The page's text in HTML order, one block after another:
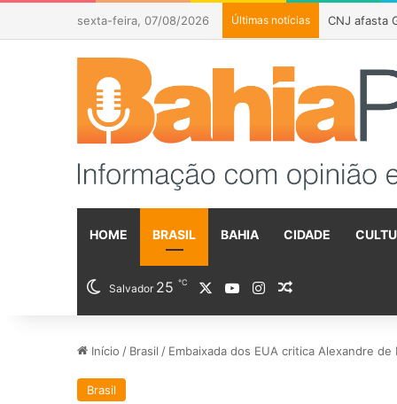
sexta-feira, 07/08/2026 Últimas notícias CNJ afasta
HOME BRASIL BAHIA CIDADE
Salvador 25 ℃ YouTubeInstagram
Início / Brasil / Embaixada dos EUA critica Alexandre
Brasil